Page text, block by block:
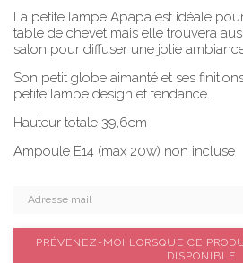
La petite lampe Apapa est idéale
table de chevet mais elle trouvera
salon pour diffuser une jolie
Son petit globe aimanté et ses
petite lampe design et tendance.
Hauteur totale 39,6cm
Ampoule E14 (max 20w) non incluse
PRÉVENEZ-MOI LORSQUE CE
DISPONIBLE